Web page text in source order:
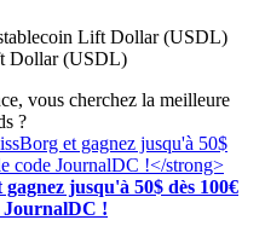
Dollar (USDL)
vous cherchez la meilleure
?
jusqu'à 50$ dès 100€
JournalDC !